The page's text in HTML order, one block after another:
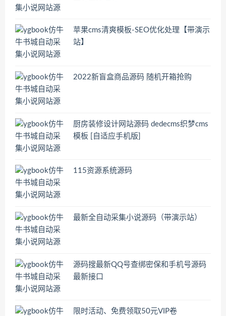
苹果cms清爽模板-SEO优化处理【带演示
站】
2022新盲盒商品源码 随机开箱抢购
厨房装修设计网站源码 dedecms织梦cms
模板 [自适应手机版]
115资源系统源码
最新全自动采集小说源码（带演示站）
源码搜最新QQ号查绑密保和手机号源码
最新接口
限时活动、免费领取50元VIP卷